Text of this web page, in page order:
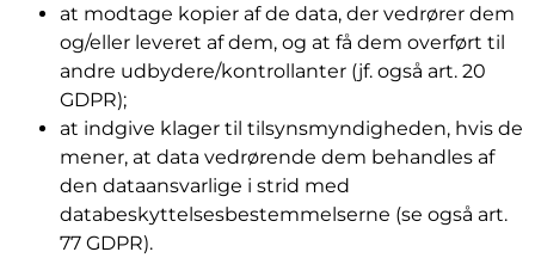
at modtage kopier af de data, der vedrører dem
og/eller leveret af dem, og at få dem overført til
andre udbydere/kontrollanter (jf. også art. 20
GDPR);
at indgive klager til tilsynsmyndigheden, hvis de
mener, at data vedrørende dem behandles af
den dataansvarlige i strid med
databeskyttelsesbestemmelserne (se også art.
77 GDPR).